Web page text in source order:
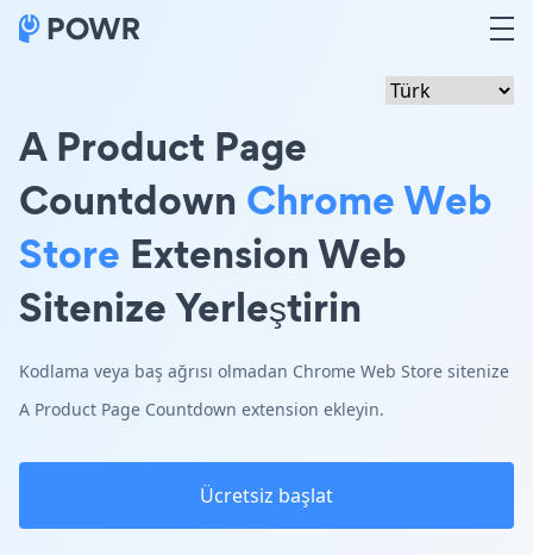
A Product Page
Countdown Chrome Web
Store Extension Web
Sitenize Yerleştirin
Kodlama veya baş ağrısı olmadan Chrome Web Store sitenize
A Product Page Countdown extension ekleyin.
Ücretsiz başlat